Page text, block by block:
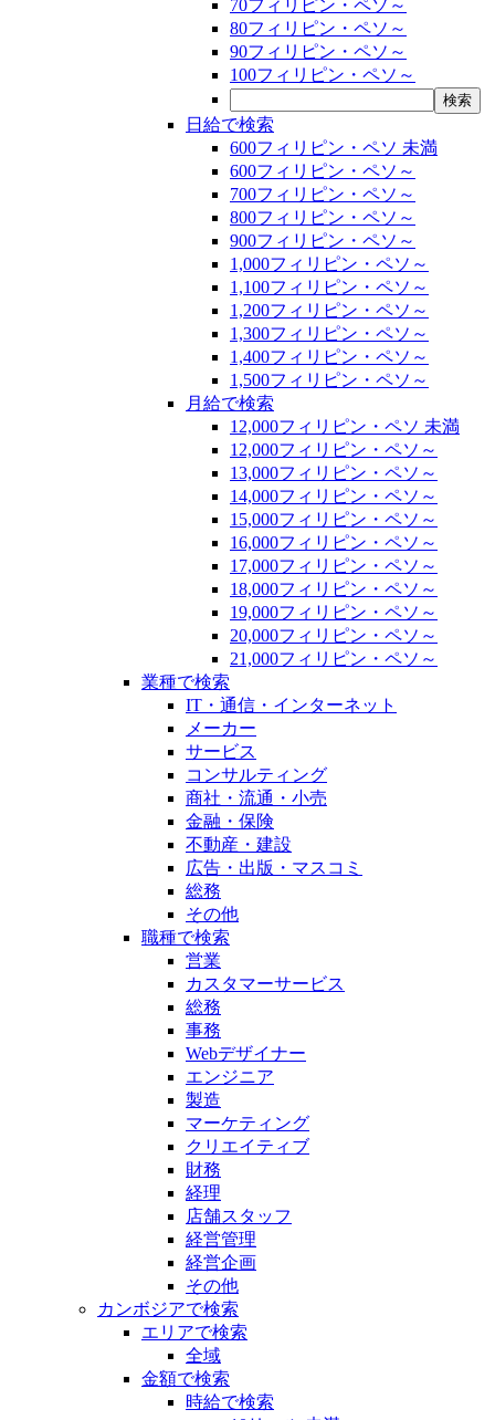
70フィリピン・ペソ～
80フィリピン・ペソ～
90フィリピン・ペソ～
100フィリピン・ペソ～
日給で検索
600フィリピン・ペソ 未満
600フィリピン・ペソ～
700フィリピン・ペソ～
800フィリピン・ペソ～
900フィリピン・ペソ～
1,000フィリピン・ペソ～
1,100フィリピン・ペソ～
1,200フィリピン・ペソ～
1,300フィリピン・ペソ～
1,400フィリピン・ペソ～
1,500フィリピン・ペソ～
月給で検索
12,000フィリピン・ペソ 未満
12,000フィリピン・ペソ～
13,000フィリピン・ペソ～
14,000フィリピン・ペソ～
15,000フィリピン・ペソ～
16,000フィリピン・ペソ～
17,000フィリピン・ペソ～
18,000フィリピン・ペソ～
19,000フィリピン・ペソ～
20,000フィリピン・ペソ～
21,000フィリピン・ペソ～
業種で検索
IT・通信・インターネット
メーカー
サービス
コンサルティング
商社・流通・小売
金融・保険
不動産・建設
広告・出版・マスコミ
総務
その他
職種で検索
営業
カスタマーサービス
総務
事務
Webデザイナー
エンジニア
製造
マーケティング
クリエイティブ
財務
経理
店舗スタッフ
経営管理
経営企画
その他
カンボジアで検索
エリアで検索
全域
金額で検索
時給で検索